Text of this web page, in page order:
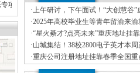
项斗争部署会议召开
·上午研讨，下午面试！“大创慧谷”
司首期就业能力提升实训，精准赋
·2025年高校毕业生等青年留渝来
务活动（梁平区公司注册地址挂靠
·“星火綦才?点亮未来”重庆地址挂
毕业生等青年留渝来渝就业创业对
举办
·山城集结！38校2800电子英才本
湖”重庆创业园，TI杯花落谁家？
·重庆公司注册地址挂靠春季全国
专列满载而归1893名人才达成来渝
新春岁寒情意浓，公司注册地址